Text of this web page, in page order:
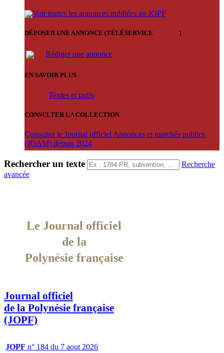
Voir toutes les annonces publiées au JOPF
DÉPOSER UNE ANNONCE (TÉLÉSERVICE )
Rédiger une annonce
EN SAVOIR PLUS
Textes et tarifs
CONSULTER LA COLLECTION
Consulter le Journal officiel Annonces et marchés publics
(JOAM) depuis 2024
Rechercher un texte
Recherche
avancée
Le Journal officiel
de la
Polynésie française
Journal officiel
de la Polynésie française
(JOPF)
JOPF n° 184 du 7 aout 2026